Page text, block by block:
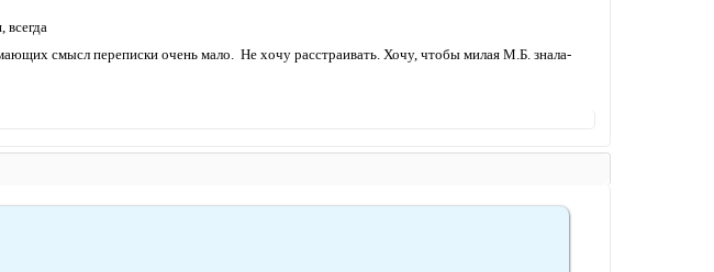
смысл переписки очень мало. Не хочу расстраивать. Хочу, чтобы милая М.Б. знала-